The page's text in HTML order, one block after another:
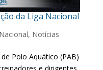
da Liga Nacional
, Notícias
Polo Aquático (PAB)